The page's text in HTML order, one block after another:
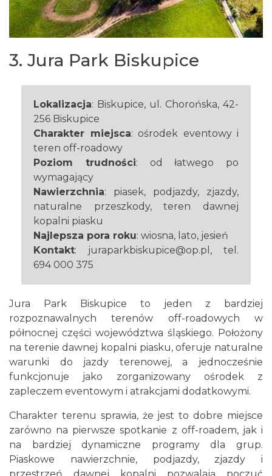
3. Jura Park Biskupice
Lokalizacja: Biskupice, ul. Chorońska, 42-
256 Biskupice
Charakter miejsca: ośrodek eventowy i
teren off-roadowy
Poziom trudności: od łatwego po
wymagający
Nawierzchnia: piasek, podjazdy, zjazdy,
naturalne przeszkody, teren dawnej
kopalni piasku
Najlepsza pora roku: wiosna, lato, jesień
Kontakt: juraparkbiskupice@op.pl, tel.
694 000 375
Jura Park Biskupice to jeden z bardziej
rozpoznawalnych terenów off-roadowych w
północnej części województwa śląskiego. Położony
na terenie dawnej kopalni piasku, oferuje naturalne
warunki do jazdy terenowej, a jednocześnie
funkcjonuje jako zorganizowany ośrodek z
zapleczem eventowym i atrakcjami dodatkowymi.
Charakter terenu sprawia, że jest to dobre miejsce
zarówno na pierwsze spotkanie z off-roadem, jak i
na bardziej dynamiczne programy dla grup.
Piaskowe nawierzchnie, podjazdy, zjazdy i